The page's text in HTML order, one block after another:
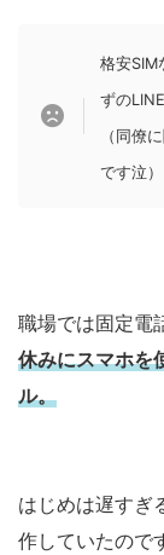
格安SIM
ずの
（同僚
です泣）
職場では固定電
休みにスマホを
ル。
はじめは遅すぎ
作していたので